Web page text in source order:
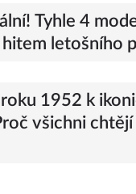
Tyhle 4
letošního
1952 k
všichni chtějí